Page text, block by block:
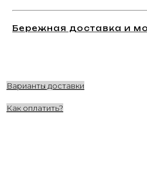
Бережная доставка и
Варианты доставки
Как оплатить?